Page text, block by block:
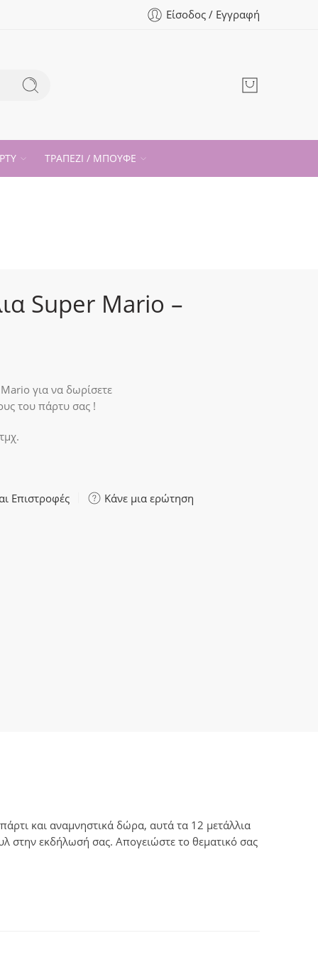
Είσοδος / Εγγραφή
ΤΡΑΠΕΖΙ / ΜΠΟΥΦΕ
Super Mario –
για να δωρίσετε
του πάρτυ σας !
Επιστροφές Κάνε μια ερώτηση
και αναμνηστικά δώρα, αυτά τα 12 μετάλλια
στην εκδήλωσή σας. Απογειώστε το θεματικό σας